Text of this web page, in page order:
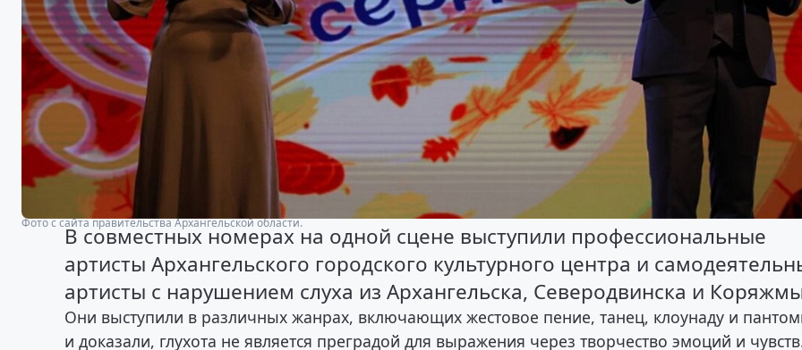
Фото с сайта правительства Архангельской области.
В совместных номерах на одной сцене выступили профессиональные
артисты Архангельского городского культурного центра и
артисты с нарушением слуха из Архангельска, Северодвинска и
Они выступили в различных жанрах, включающих жестовое пение, танец, клоунаду и
и доказали, глухота не является преградой для выражения через творчество эмоций и